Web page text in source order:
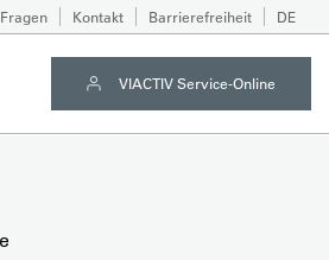
Kontakt Barrierefreiheit DE
VIACTIV Service-Online